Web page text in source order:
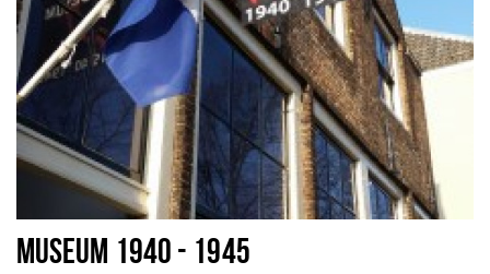
MUSEUM 1940 - 1945